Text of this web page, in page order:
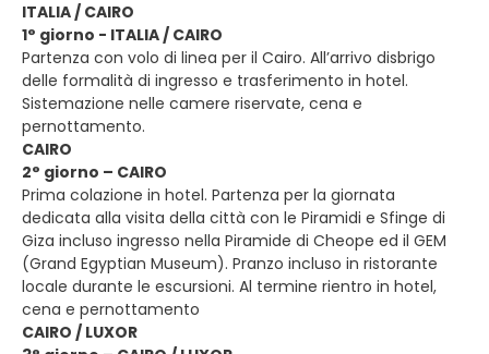
ITALIA / CAIRO
1° giorno - ITALIA / CAIRO
Partenza con volo di linea per il Cairo. All’arrivo disbrigo
delle formalità di ingresso e trasferimento in hotel.
Sistemazione nelle camere riservate, cena e
pernottamento.
CAIRO
2° giorno – CAIRO
Prima colazione in hotel. Partenza per la giornata
dedicata alla visita della città con le Piramidi e Sfinge di
Giza incluso ingresso nella Piramide di Cheope ed il GEM
(Grand Egyptian Museum). Pranzo incluso in ristorante
locale durante le escursioni. Al termine rientro in hotel,
cena e pernottamento
CAIRO / LUXOR